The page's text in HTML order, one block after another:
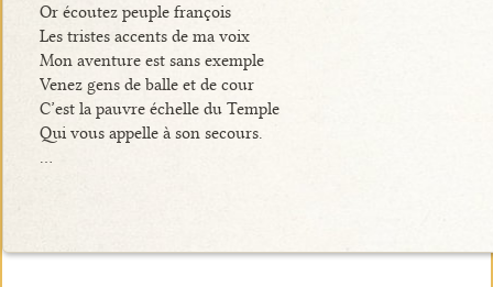
Or écoutez peuple françois
Les tristes accents de ma voix
Mon aventure est sans exemple
Venez gens de balle et de cour
C’est la pauvre échelle du Temple
Qui vous appelle à son secours.
…